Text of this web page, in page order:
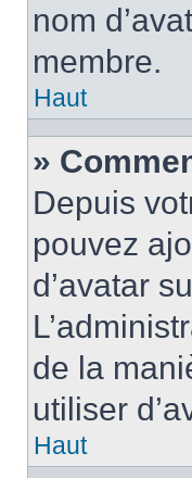
nom
membre.
Haut
»
Depuis
pouvez
d’avatar
de la
utiliser
Haut